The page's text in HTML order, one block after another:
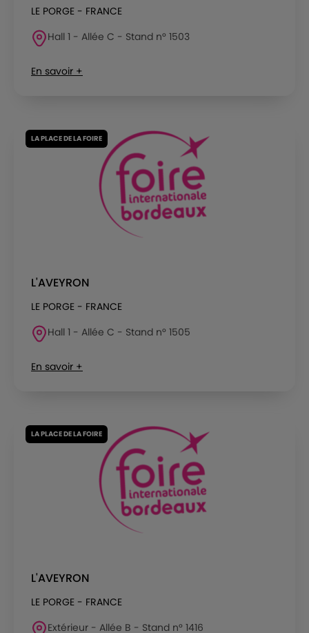
LE PORGE - FRANCE
Hall 1 - Allée C - Stand n° 1503
En savoir +
LA PLACE DE LA FOIRE
L'AVEYRON
LE PORGE - FRANCE
Hall 1 - Allée C - Stand n° 1505
En savoir +
LA PLACE DE LA FOIRE
L'AVEYRON
LE PORGE - FRANCE
Extérieur - Allée B - Stand n° 1416